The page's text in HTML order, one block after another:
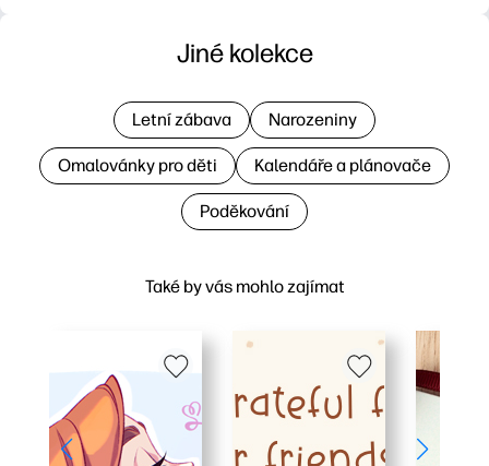
Také by vás mohlo zajímat
Jiné kolekce
Letní zábava Narozeniny
Omalovánky pro děti Kalendáře a plánovače
Poděkování